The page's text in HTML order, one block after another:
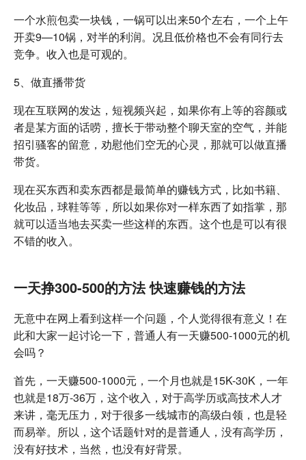
一个水煎包卖一块钱，一锅可以出来50个左右，一个上午
开卖9—10锅，对半的利润。况且低价格也不会有同行去
竞争。收入也是可观的。
5、做直播带货
现在互联网的发达，短视频兴起，如果你有上等的容颜或
者是某方面的话唠，擅长于带动整个聊天室的空气，并能
招引骚客的留意，劝慰他们空无的心灵，那就可以做直播
带货。
现在买东西和卖东西都是最简单的赚钱方式，比如书籍、
化妆品，球鞋等等，所以如果你对一样东西了如指掌，那
就可以适当地去买卖一些这样的东西。这个也是可以有很
不错的收入。
一天挣300-500的方法 快速赚钱的方法
无意中在网上看到这样一个问题，个人觉得很有意义！在
此和大家一起讨论一下，普通人有一天赚500-1000元的机
会吗？
首先，一天赚500-1000元，一个月也就是15K-30K，一年
也就是18万-36万，这个收入，对于高学历或高技术人才
来讲，毫无压力，对于很多一线城市的高级白领，也是轻
而易举。所以，这个话题针对的是普通人，没有高学历，
没有好技术，当然，也没有好背景。